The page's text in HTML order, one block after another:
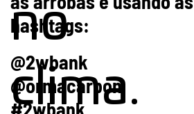
no
clima.
hashtags:
@2wbank
@ormacarbon
#2wbank